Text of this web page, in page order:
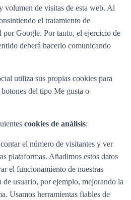
volumen de visitas de esta web. Al
el tratamiento de
por Google. Por tanto, el ejercicio de
deberá hacerlo comunicando
utiliza sus propias cookies para
del tipo Me gusta o
cookies de análisis:
el número de visitantes y ver
plataformas. Añadimos estos datos
el funcionamiento de nuestras
usuario, por ejemplo, mejorando la
Usamos herramientas fiables de